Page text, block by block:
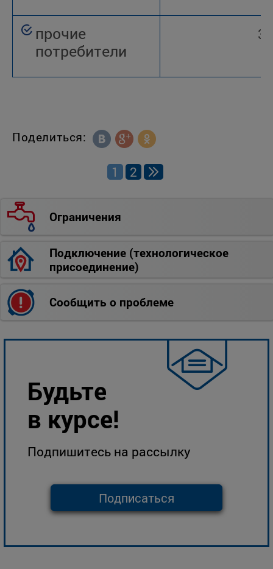
Ограничения
Подключение (технологическое
присоединение)
Сообщить о проблеме
Будьте
в курсе!
Подпишитесь на рассылку
Подписаться
прочие
потребители
Поделиться:
1 2